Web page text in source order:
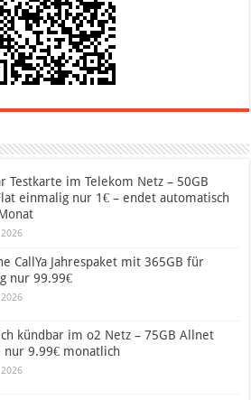
Testkarte im Telekom Netz – 50GB
einmalig nur 1€ – endet automatisch
CallYa Jahrespaket mit 365GB für
nur 99.99€
kündbar im o2 Netz – 75GB Allnet
nur 9.99€ monatlich